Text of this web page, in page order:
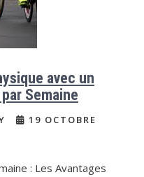
avec un
Semaine
19 OCTOBRE
: Les Avantages